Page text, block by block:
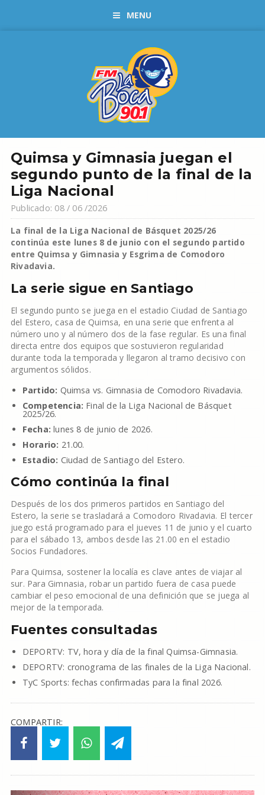
MENU
Quimsa y Gimnasia juegan el
segundo punto de la final de la
Liga Nacional
Publicado: 08 / 06 /2026
La final de la Liga Nacional de Básquet 2025/26
continúa este lunes 8 de junio con el segundo partido
entre Quimsa y Gimnasia y Esgrima de Comodoro
Rivadavia.
La serie sigue en Santiago
El segundo punto se juega en el estadio Ciudad de Santiago
del Estero, casa de Quimsa, en una serie que enfrenta al
número uno y al número dos de la fase regular. Es una final
directa entre dos equipos que sostuvieron regularidad
durante toda la temporada y llegaron al tramo decisivo con
argumentos sólidos.
Partido: Quimsa vs. Gimnasia de Comodoro Rivadavia.
Competencia: Final de la Liga Nacional de Básquet
2025/26.
Fecha: lunes 8 de junio de 2026.
Horario: 21.00.
Estadio: Ciudad de Santiago del Estero.
Cómo continúa la final
Después de los dos primeros partidos en Santiago del
Estero, la serie se trasladará a Comodoro Rivadavia. El tercer
juego está programado para el jueves 11 de junio y el cuarto
para el sábado 13, ambos desde las 21.00 en el estadio
Socios Fundadores.
Para Quimsa, sostener la localía es clave antes de viajar al
sur. Para Gimnasia, robar un partido fuera de casa puede
cambiar el peso emocional de una definición que se juega al
mejor de la temporada.
Fuentes consultadas
DEPORTV: TV, hora y día de la final Quimsa-Gimnasia.
DEPORTV: cronograma de las finales de la Liga Nacional.
TyC Sports: fechas confirmadas para la final 2026.
COMPARTIR: